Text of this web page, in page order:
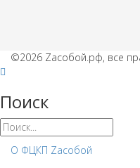
©2026 Zaсобой.рф, все
Поиск
О ФЦКП Zасобой